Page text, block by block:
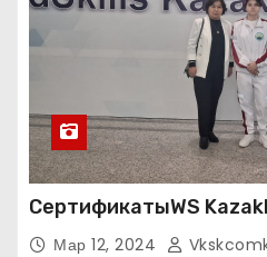
СертификатыWS
Мар 12, 2024